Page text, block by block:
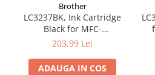
Brother
LC3237BK, Ink Cartridge
Black for MFC-
J5945DW/MFC-
(3.000 pagini)
203,99 Lei
ADAUGA IN COS